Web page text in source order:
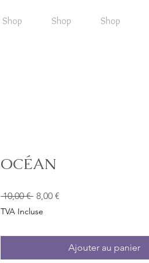
Shop Shop Shop
OCÉAN
10,00 € Prix
8,00 €
TVA Incluse
Ajouter au panier